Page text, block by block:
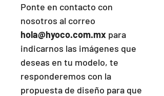
Ponte en contacto con
nosotros al correo
hola@hyoco.com.mx para
indicarnos las imágenes que
deseas en tu modelo, te
responderemos con la
propuesta de diseño para que